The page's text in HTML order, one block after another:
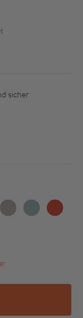
sicher
HellmeliertAqua Mango